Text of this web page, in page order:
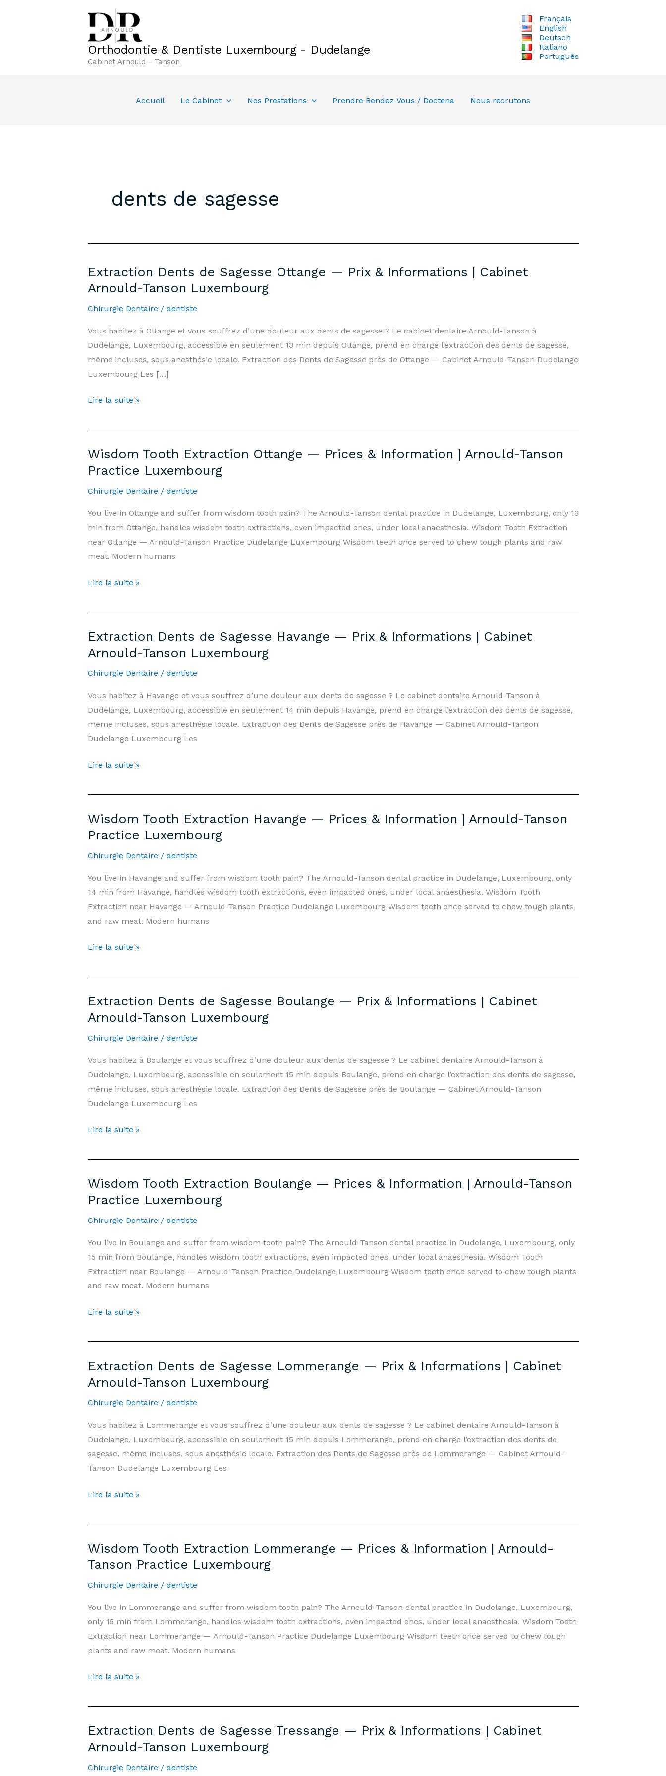
Orthodontie & Dentiste Luxembourg - Dudelange
Cabinet Arnould - Tanson
Français
English
Deutsch
Italiano
Português
Accueil Le Cabinet Nos Prestations Prendre Rendez-Vous / Doctena Nous recrutons
dents de sagesse
Extraction Dents de Sagesse Ottange — Prix & Informations | Cabinet
Arnould-Tanson Luxembourg
Chirurgie Dentaire / dentiste
Vous habitez à Ottange et vous souffrez d’une douleur aux dents de sagesse ? Le cabinet dentaire Arnould-Tanson à
Dudelange, Luxembourg, accessible en seulement 13 min depuis Ottange, prend en charge l’extraction des dents de sagesse,
même incluses, sous anesthésie locale. Extraction des Dents de Sagesse près de Ottange — Cabinet Arnould-Tanson Dudelange
Luxembourg Les […]
Extraction
de
Ottange
—
Prix
Informations
|
Cabinet
Arnould-
Luxembourg
Lire la suite »
Wisdom Tooth Extraction Ottange — Prices & Information | Arnould-Tanson
Practice Luxembourg
Chirurgie Dentaire / dentiste
You live in Ottange and suffer from wisdom tooth pain? The Arnould-Tanson dental practice in Dudelange, Luxembourg, only 13
min from Ottange, handles wisdom tooth extractions, even impacted ones, under local anaesthesia. Wisdom Tooth Extraction
near Ottange — Arnould-Tanson Practice Dudelange Luxembourg Wisdom teeth once served to chew tough plants and raw
meat. Modern humans
Wisdom
Extraction
—
Prices
|
Arnould-
Tanson
Practice
Lire la suite »
Extraction Dents de Sagesse Havange — Prix & Informations | Cabinet
Arnould-Tanson Luxembourg
Chirurgie Dentaire / dentiste
Vous habitez à Havange et vous souffrez d’une douleur aux dents de sagesse ? Le cabinet dentaire Arnould-Tanson à
Dudelange, Luxembourg, accessible en seulement 14 min depuis Havange, prend en charge l’extraction des dents de sagesse,
même incluses, sous anesthésie locale. Extraction des Dents de Sagesse près de Havange — Cabinet Arnould-Tanson
Dudelange Luxembourg Les
Extraction
de
Havange
—
Prix
Informations
|
Cabinet
Arnould-
Luxembourg
Lire la suite »
Wisdom Tooth Extraction Havange — Prices & Information | Arnould-Tanson
Practice Luxembourg
Chirurgie Dentaire / dentiste
You live in Havange and suffer from wisdom tooth pain? The Arnould-Tanson dental practice in Dudelange, Luxembourg, only
14 min from Havange, handles wisdom tooth extractions, even impacted ones, under local anaesthesia. Wisdom Tooth
Extraction near Havange — Arnould-Tanson Practice Dudelange Luxembourg Wisdom teeth once served to chew tough plants
and raw meat. Modern humans
Wisdom
Extraction
—
Prices
|
Arnould-
Tanson
Practice
Lire la suite »
Extraction Dents de Sagesse Boulange — Prix & Informations | Cabinet
Arnould-Tanson Luxembourg
Chirurgie Dentaire / dentiste
Vous habitez à Boulange et vous souffrez d’une douleur aux dents de sagesse ? Le cabinet dentaire Arnould-Tanson à
Dudelange, Luxembourg, accessible en seulement 15 min depuis Boulange, prend en charge l’extraction des dents de sagesse,
même incluses, sous anesthésie locale. Extraction des Dents de Sagesse près de Boulange — Cabinet Arnould-Tanson
Dudelange Luxembourg Les
Extraction
de
Boulange
—
Prix
Informations
|
Cabinet
Arnould-
Luxembourg
Lire la suite »
Wisdom Tooth Extraction Boulange — Prices & Information | Arnould-Tanson
Practice Luxembourg
Chirurgie Dentaire / dentiste
You live in Boulange and suffer from wisdom tooth pain? The Arnould-Tanson dental practice in Dudelange, Luxembourg, only
15 min from Boulange, handles wisdom tooth extractions, even impacted ones, under local anaesthesia. Wisdom Tooth
Extraction near Boulange — Arnould-Tanson Practice Dudelange Luxembourg Wisdom teeth once served to chew tough plants
and raw meat. Modern humans
Wisdom
Extraction
—
Prices
|
Arnould-
Tanson
Practice
Lire la suite »
Extraction Dents de Sagesse Lommerange — Prix & Informations | Cabinet
Arnould-Tanson Luxembourg
Chirurgie Dentaire / dentiste
Vous habitez à Lommerange et vous souffrez d’une douleur aux dents de sagesse ? Le cabinet dentaire Arnould-Tanson à
Dudelange, Luxembourg, accessible en seulement 15 min depuis Lommerange, prend en charge l’extraction des dents de
sagesse, même incluses, sous anesthésie locale. Extraction des Dents de Sagesse près de Lommerange — Cabinet Arnould-
Tanson Dudelange Luxembourg Les
Extraction
de
Lommerange
Prix
Informations
|
Cabinet
Arnould-
Luxembourg
Lire la suite »
Wisdom Tooth Extraction Lommerange — Prices & Information | Arnould-
Tanson Practice Luxembourg
Chirurgie Dentaire / dentiste
You live in Lommerange and suffer from wisdom tooth pain? The Arnould-Tanson dental practice in Dudelange, Luxembourg,
only 15 min from Lommerange, handles wisdom tooth extractions, even impacted ones, under local anaesthesia. Wisdom Tooth
Extraction near Lommerange — Arnould-Tanson Practice Dudelange Luxembourg Wisdom teeth once served to chew tough
plants and raw meat. Modern humans
Wisdom
Extraction
—
Prices
Lire la suite »
Extraction Dents de Sagesse Tressange — Prix & Informations | Cabinet
Arnould-Tanson Luxembourg
Chirurgie Dentaire / dentiste